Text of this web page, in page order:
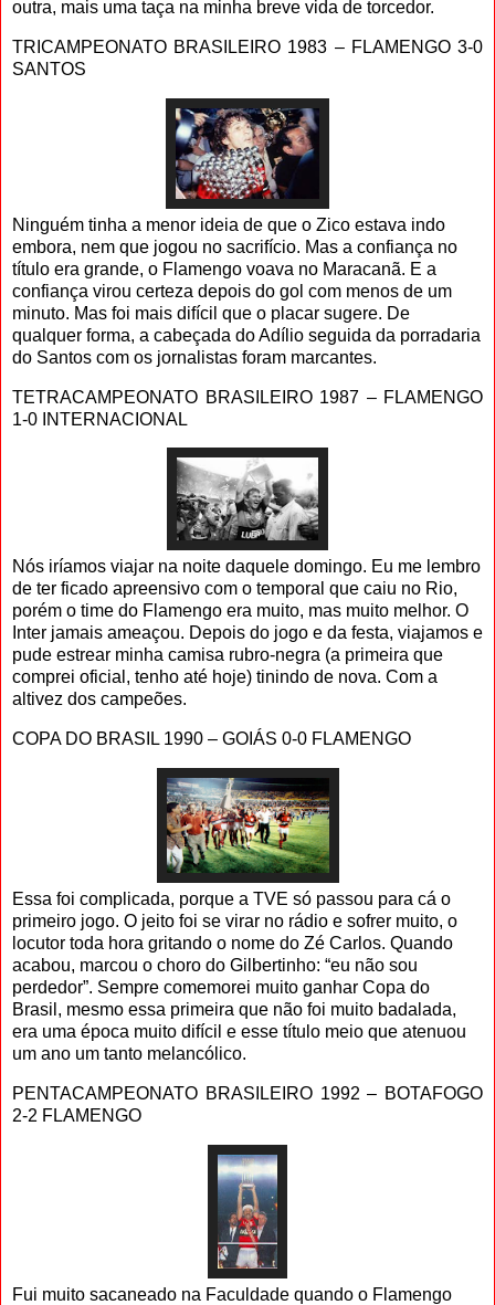
outra, mais uma taça na minha breve vida de torcedor.
TRICAMPEONATO BRASILEIRO 1983 – FLAMENGO 3-0
SANTOS
Ninguém tinha a menor ideia de que o Zico estava indo
embora, nem que jogou no sacrifício. Mas a confiança no
título era grande, o Flamengo voava no Maracanã. E a
confiança virou certeza depois do gol com menos de um
minuto. Mas foi mais difícil que o placar sugere. De
qualquer forma, a cabeçada do Adílio seguida da porradaria
do Santos com os jornalistas foram marcantes.
TETRACAMPEONATO BRASILEIRO 1987 – FLAMENGO
1-0 INTERNACIONAL
Nós iríamos viajar na noite daquele domingo. Eu me lembro
de ter ficado apreensivo com o temporal que caiu no Rio,
porém o time do Flamengo era muito, mas muito melhor. O
Inter jamais ameaçou. Depois do jogo e da festa, viajamos e
pude estrear minha camisa rubro-negra (a primeira que
comprei oficial, tenho até hoje) tinindo de nova. Com a
altivez dos campeões.
COPA DO BRASIL 1990 – GOIÁS 0-0 FLAMENGO
Essa foi complicada, porque a TVE só passou para cá o
primeiro jogo. O jeito foi se virar no rádio e sofrer muito, o
locutor toda hora gritando o nome do Zé Carlos. Quando
acabou, marcou o choro do Gilbertinho: “eu não sou
perdedor”. Sempre comemorei muito ganhar Copa do
Brasil, mesmo essa primeira que não foi muito badalada,
era uma época muito difícil e esse título meio que atenuou
um ano um tanto melancólico.
PENTACAMPEONATO BRASILEIRO 1992 – BOTAFOGO
2-2 FLAMENGO
Fui muito sacaneado na Faculdade quando o Flamengo